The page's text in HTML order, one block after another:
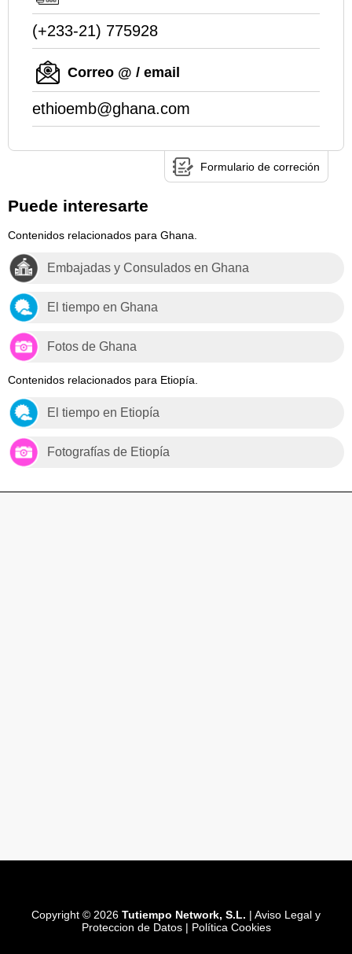
(+233-21) 775928
Correo @ / email
ethioemb@ghana.com
Formulario de correción
Puede interesarte
Contenidos relacionados para Ghana.
Embajadas y Consulados en Ghana
El tiempo en Ghana
Fotos de Ghana
Contenidos relacionados para Etiopía.
El tiempo en Etiopía
Fotografías de Etiopía
Copyright © 2026 Tutiempo Network, S.L. | Aviso Legal y
Proteccion de Datos| Política Cookies